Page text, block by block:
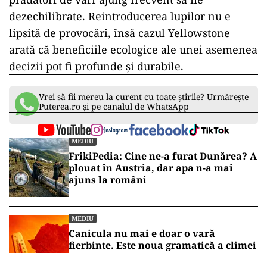
dezechilibrate. Reintroducerea lupilor nu e
lipsită de provocări, însă cazul Yellowstone
arată că beneficiile ecologice ale unei asemenea
decizii pot fi profunde și durabile.
Vrei să fii mereu la curent cu toate știrile? Urmărește
Puterea.ro și pe canalul de WhatsApp
MEDIU
FrikiPedia: Cine ne-a furat Dunărea? A
plouat în Austria, dar apa n-a mai
ajuns la români
MEDIU
Canicula nu mai e doar o vară
fierbinte. Este noua gramatică a climei